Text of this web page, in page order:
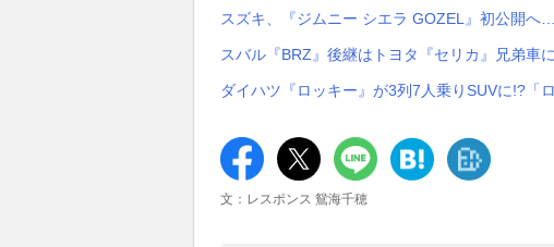
スズキ、『ジムニー シエラ GOZEL』初公開へ
スバル『BRZ』後継はトヨタ『セリカ』兄弟車
ダイハツ『ロッキー』が3列7人乗りSUVに!?「
文：レスポンス 鴛海千穂